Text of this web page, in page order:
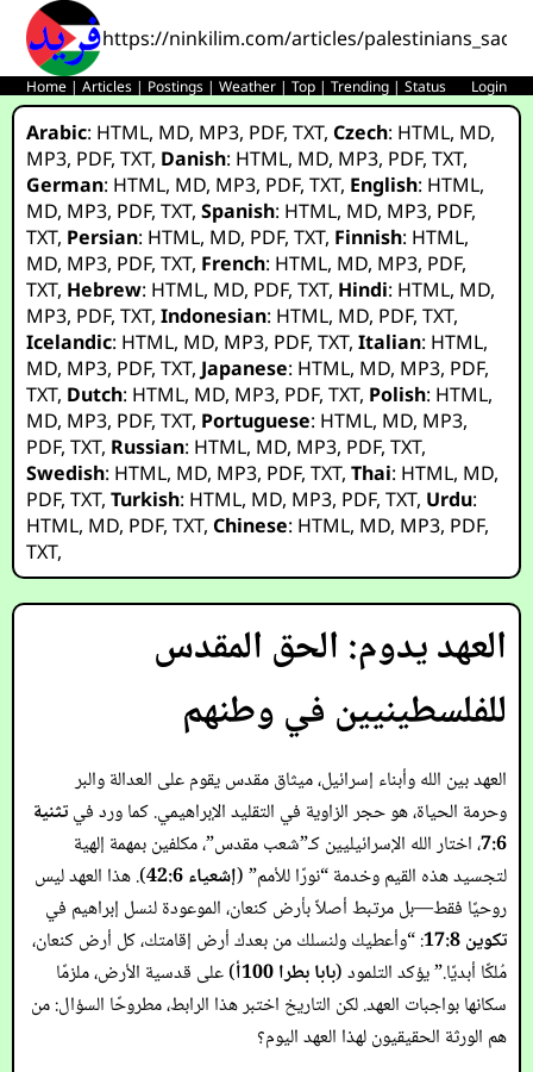
https://ninkilim.com/articles/
Home |Articles | Postings |Weather |Top |Trending |Status Login
Arabic: HTML, MD, MP3, PDF,TXT,Czech: HTML, MD,
MP3, PDF,TXT, Danish: HTML, MD, MP3, PDF,TXT,
German: HTML, MD, MP3, PDF,TXT, English: HTML,
MD, MP3, PDF,TXT,Spanish: HTML, MD, MP3, PDF,
TXT, Persian: HTML, MD, PDF,TXT, Finnish: HTML,
MD, MP3, PDF,TXT, French: HTML, MD, MP3, PDF,
TXT, Hebrew: HTML, MD, PDF,TXT, Hindi: HTML, MD,
MP3, PDF,TXT,Indonesian: HTML, MD, PDF,TXT,
Icelandic: HTML, MD, MP3, PDF,TXT,Italian: HTML,
MD, MP3, PDF,TXT, Japanese: HTML, MD, MP3, PDF,
TXT, Dutch: HTML, MD, MP3, PDF,TXT, Polish: HTML,
MD, MP3, PDF,TXT, Portuguese: HTML, MD, MP3,
PDF,TXT, Russian: HTML, MD, MP3, PDF,TXT,
Swedish: HTML, MD, MP3, PDF,TXT,Thai: HTML, MD,
PDF,TXT,Turkish: HTML, MD, MP3, PDF,TXT, Urdu:
HTML, MD, PDF,TXT,Chinese: HTML, MD, MP3, PDF,
TXT,
العهد يدوم: الحق المقدس
للفلسطينيين في وطنهم
العهد بين الله وأبناء إسرائيل، ميثاق مقدس يقوم على العدالة والبر
وحرمة الحياة، هو حجر الزاوية في التقليد الإبراهيمي. كما ورد فيتثنية
7:6، اختار الله الإسرائيليين كـ”شعب مقدس”، مكلفين بمهمة إلهية
لتجسيد هذه القيم وخدمة “نورًا للأمم” (إشعياء 42:6
). هذا العهد ليس
روحيًا فقط—بل مرتبط أصلاً بأرض كنعان، الموعودة لنسل إبراهيم في
تكوين 17:8
: “وأعطيك ولنسلك من بعدك أرض إقامتك، كل أرض كنعان،
مُلكًا أبديًا.” يؤكد التلمود (بابا بطرا 100أ
) على قدسية الأرض، ملزمًا
سكانها بواجبات العهد. لكن التاريخ اختبر هذا الرابط، مطروحًا السؤال: من
هم الورثة الحقيقيون لهذا العهد اليوم؟